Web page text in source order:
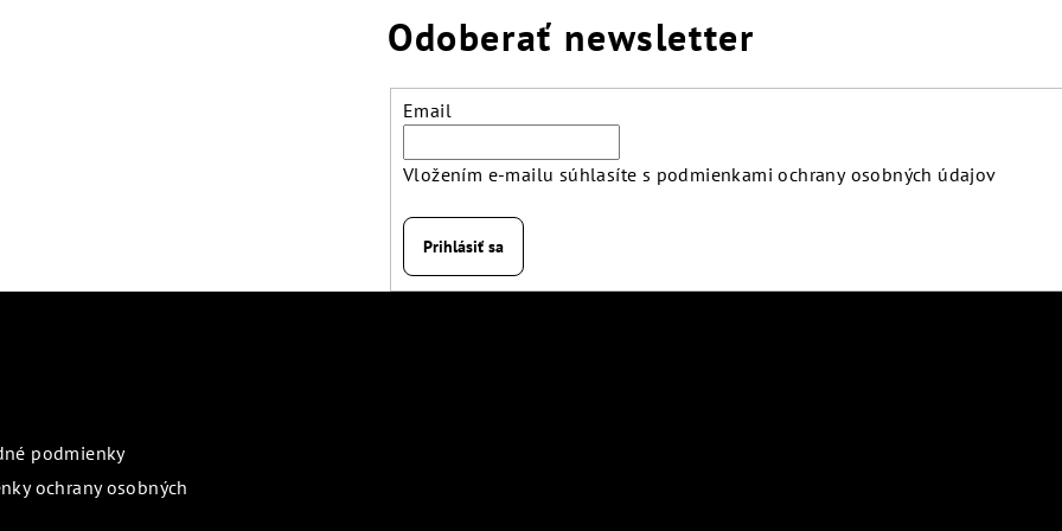
Odoberať newsletter
Email
Vložením e-mailu súhlasíte s podmienkami ochrany osobných údajov
Prihlásiť sa
podmienky
ochrany osobných